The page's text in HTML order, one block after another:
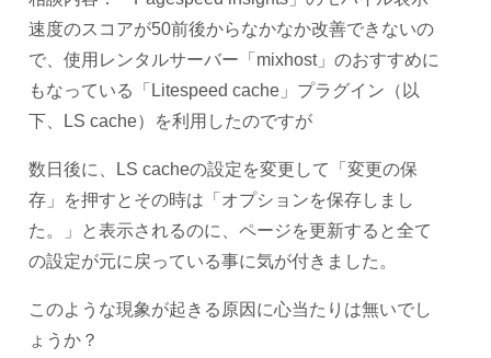
速度のスコアが50前後からなかなか改善できないの
で、使用レンタルサーバー「mixhost」のおすすめに
もなっている「Litespeed cache」プラグイン（以
下、LS cache）を利用したのですが
数日後に、LS cacheの設定を変更して「変更の保
存」を押すとその時は「オプションを保存しまし
た。」と表示されるのに、ページを更新すると全て
の設定が元に戻っている事に気が付きました。
このような現象が起きる原因に心当たりは無いでし
ょうか？